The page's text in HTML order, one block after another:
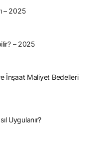
– 2025
– 2025
İnşaat Maliyet Bedelleri
Uygulanır?